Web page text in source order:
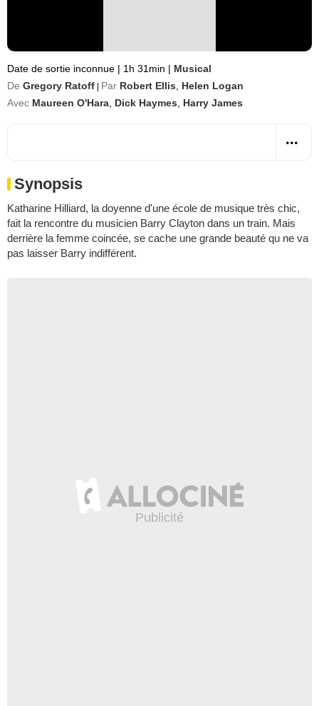
Date de sortie inconnue | 1h 31min | Musical
De Gregory Ratoff Par Robert Ellis
Helen Logan
Avec Maureen O'Hara Dick Haymes Harry James
Synopsis
Katharine Hilliard, la doyenne d'une école de musique très chic,
fait la rencontre du musicien Barry Clayton dans un train. Mais
derrière la femme coincée, se cache une grande beauté qu ne va
pas laisser Barry indifférent.